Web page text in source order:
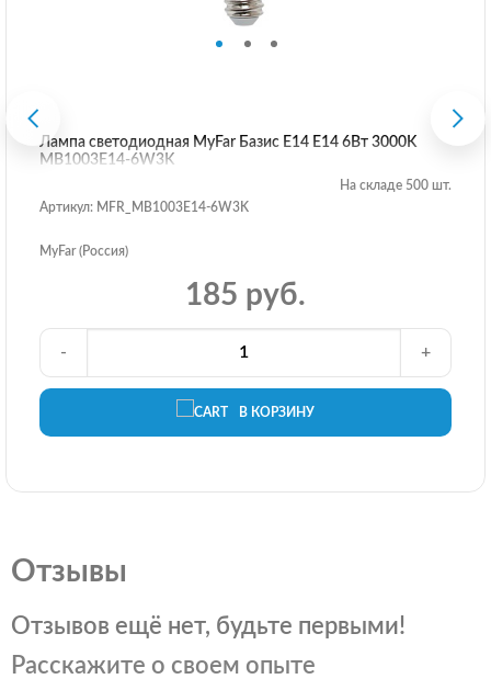
Лампа светодиодная MyFar Базис E14 E14 6Вт 3000K
MB1003E14-6W3K
На складе 500 шт.
Артикул: MFR_MB1003E14-6W3K
MyFar (Россия)
185 руб.
В КОРЗИНУ
- +
Отзывы
Отзывов ещё нет, будьте первыми!
Расскажите о своем опыте